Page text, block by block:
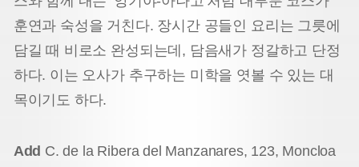
훈연과 숙성을 거친다. 장시간 공들인 요리는 그릇에
담길 때 비로소 완성되는데, 담음새가 정갈하고 단정
하다. 이는 오사가 추구하는 미학을 엿볼 수 있는 대
목이기도 하다.
Add C. de la Ribera del Manzanares, 123, Moncloa